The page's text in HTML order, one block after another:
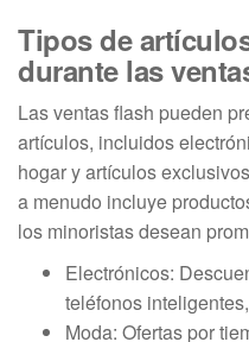
Tipos de
durante las
Las ventas flash pueden
artículos, incluidos
hogar y artículos
a menudo incluye
los minoristas desean
Electrónicos:
teléfonos
Moda: Ofertas por